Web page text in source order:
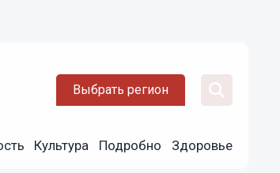
Выбрать регион
Культура Подробно Здоровье